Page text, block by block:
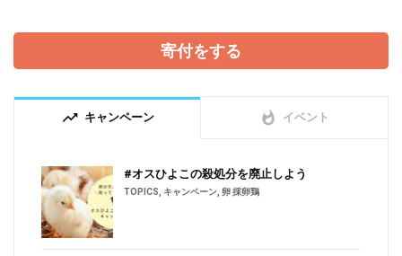
寄付をする
trending_up キャンペーン whatshot イベント
#オスひよこの殺処分を廃止しよう
TOPICS キャンペーン 卵 採卵鶏